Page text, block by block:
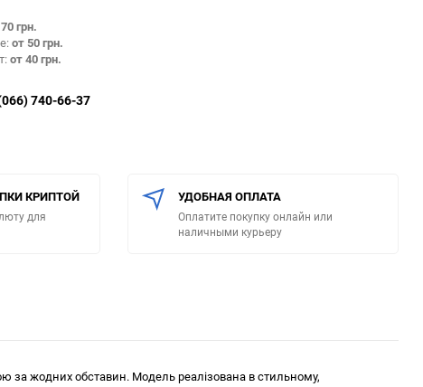
грн.
от 50 грн.
от 40 грн.
740-66-37
КРИПТОЙ
для
УДОБНАЯ ОПЛАТА
Оплатите покупку онлайн или
наличными курьеру
за жодних обставин. Модель реалізована в стильному,